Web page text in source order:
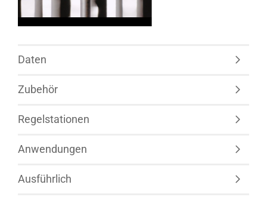
Daten
Zubehör
Regelstationen
Anwendungen
Ausführlich